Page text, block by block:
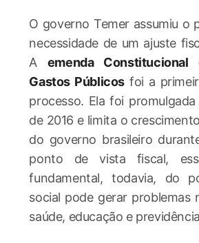
O governo Temer assumiu o
necessidade de um ajuste
A emenda
Gastos Públicosfoi a
processo. Ela foi
de 2016 e limita o
do governo brasileiro
ponto de vista fiscal,
fundamental, todavia, do
social pode gerar problemas
saúde, educação e